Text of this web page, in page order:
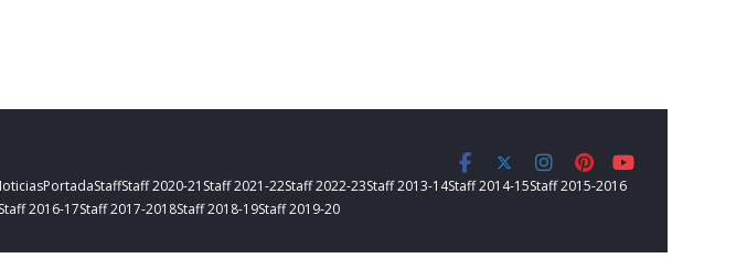
PortadaStaffStaff 2020-21 Staff 2021-22Staff 2022-23Staff 2013-14Staff 2014-15Staff 2015-2016
Staff 2016-17Staff 2017-2018Staff 2018-19Staff 2019-20